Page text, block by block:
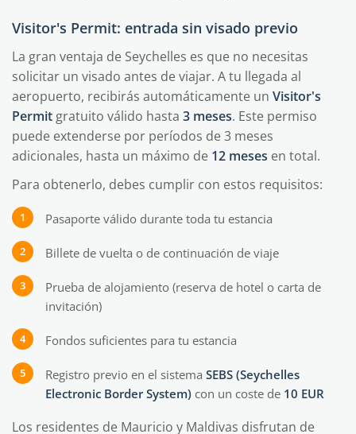
Visitor's Permit: entrada sin visado previo
La gran ventaja de Seychelles es que no necesitas
solicitar un visado antes de viajar. A tu llegada al
aeropuerto, recibirás automáticamente un Visitor's
Permit gratuito válido hasta 3 meses. Este permiso
puede extenderse por períodos de 3 meses
adicionales, hasta un máximo de 12 meses en total.
Para obtenerlo, debes cumplir con estos requisitos:
Pasaporte válido durante toda tu estancia
Billete de vuelta o de continuación de viaje
Prueba de alojamiento (reserva de hotel o carta de
invitación)
Fondos suficientes para tu estancia
Registro previo en el sistema SEBS (Seychelles
Electronic Border System) con un coste de 10 EUR
Los residentes de Mauricio y Maldivas disfrutan de